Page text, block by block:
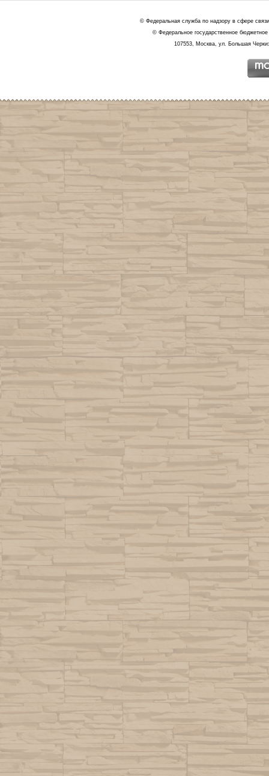
© Федеральная служба по надзору в сфере
© Федеральное государственное
107553, Москва, ул. Большая